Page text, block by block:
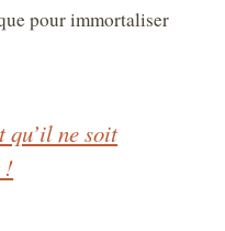
pour immortaliser
qu’il ne soit
!